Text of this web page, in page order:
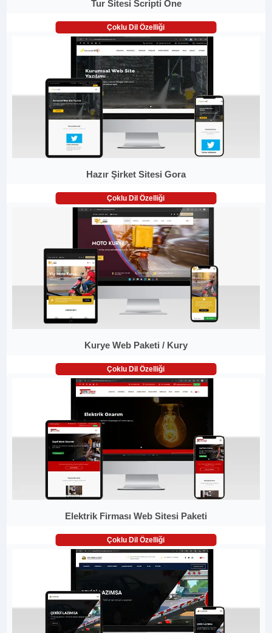
Tur Sitesi Scripti One
Çoklu Dil Özelliği
Hazır Şirket Sitesi Gora
Çoklu Dil Özelliği
Kurye Web Paketi / Kury
Çoklu Dil Özelliği
Elektrik Firması Web Sitesi Paketi
Çoklu Dil Özelliği